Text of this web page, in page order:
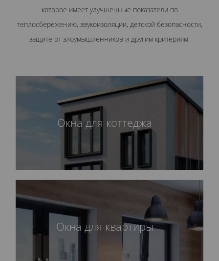
которое имеет улучшенные показатели по
теплосбережению, звукоизоляции, детской безопасности,
защите от злоумышленников и другим критериям.
Окна для коттеджа
Окна для квартиры